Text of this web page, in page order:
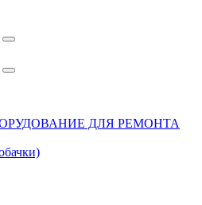
ДЛЯ РЕМОНТА